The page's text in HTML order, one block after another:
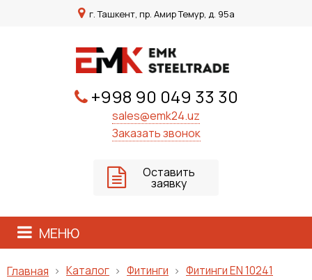
г. Ташкент, пр. Амир Темур, д. 95а
+998 90 049 33 30
sales@emk24.uz
Заказать звонок
Оставить
заявку
МЕНЮ
Главная Каталог Фитинги Фитинги EN 10241